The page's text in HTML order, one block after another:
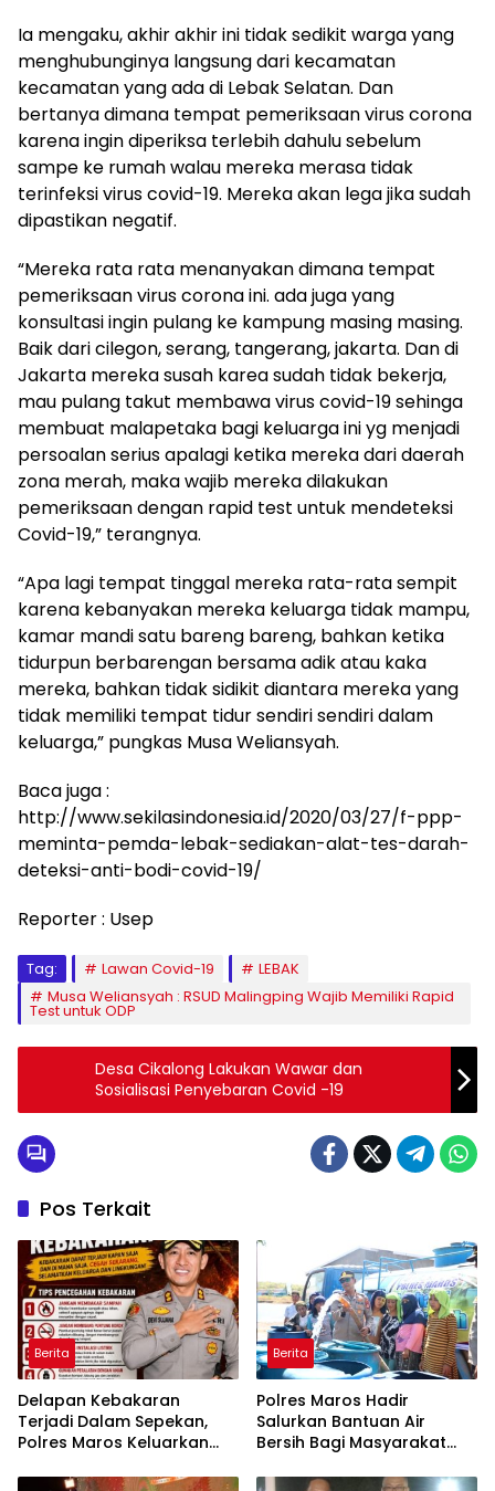
Ia mengaku, akhir akhir ini tidak sedikit warga yang
menghubunginya langsung dari kecamatan
kecamatan yang ada di Lebak Selatan. Dan
bertanya dimana tempat pemeriksaan virus corona
karena ingin diperiksa terlebih dahulu sebelum
sampe ke rumah walau mereka merasa tidak
terinfeksi virus covid-19. Mereka akan lega jika sudah
dipastikan negatif.
“Mereka rata rata menanyakan dimana tempat
pemeriksaan virus corona ini. ada juga yang
konsultasi ingin pulang ke kampung masing masing.
Baik dari cilegon, serang, tangerang, jakarta. Dan di
Jakarta mereka susah karea sudah tidak bekerja,
mau pulang takut membawa virus covid-19 sehinga
membuat malapetaka bagi keluarga ini yg menjadi
persoalan serius apalagi ketika mereka dari daerah
zona merah, maka wajib mereka dilakukan
pemeriksaan dengan rapid test untuk mendeteksi
Covid-19,” terangnya.
“Apa lagi tempat tinggal mereka rata-rata sempit
karena kebanyakan mereka keluarga tidak mampu,
kamar mandi satu bareng bareng, bahkan ketika
tidurpun berbarengan bersama adik atau kaka
mereka, bahkan tidak sidikit diantara mereka yang
tidak memiliki tempat tidur sendiri sendiri dalam
keluarga,” pungkas Musa Weliansyah.
Baca juga :
http://www.sekilasindonesia.id/2020/03/27/f-ppp-
meminta-pemda-lebak-sediakan-alat-tes-darah-
deteksi-anti-bodi-covid-19/
Reporter : Usep
Tag: Lawan Covid-19
LEBAK
Musa Weliansyah : RSUD Malingping Wajib Memiliki Rapid
Test untuk ODP
Desa Cikalong Lakukan Wawar dan
Sosialisasi Penyebaran Covid -19
Pos Terkait
Berita
Delapan Kebakaran
Terjadi Dalam Sepekan,
Polres Maros Keluarkan
Masyarakat
Berita
Polres Maros Hadir
Salurkan Bantuan Air
Bersih Bagi Masyarakat
Di Maros